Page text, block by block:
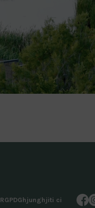
RGPDGhjunghjiti ci